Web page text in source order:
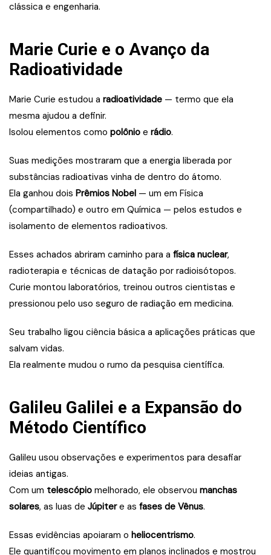
clássica e engenharia.
Marie Curie e o Avanço da
Radioatividade
Marie Curie estudou a radioatividade — termo que ela
mesma ajudou a definir.
Isolou elementos como polônio e rádio.
Suas medições mostraram que a energia liberada por
substâncias radioativas vinha de dentro do átomo.
Ela ganhou dois Prêmios Nobel — um em Física
(compartilhado) e outro em Química — pelos estudos e
isolamento de elementos radioativos.
Esses achados abriram caminho para a física nuclear,
radioterapia e técnicas de datação por radioisótopos.
Curie montou laboratórios, treinou outros cientistas e
pressionou pelo uso seguro de radiação em medicina.
Seu trabalho ligou ciência básica a aplicações práticas que
salvam vidas.
Ela realmente mudou o rumo da pesquisa científica.
Galileu Galilei e a Expansão do
Método Científico
Galileu usou observações e experimentos para desafiar
ideias antigas.
Com um telescópio melhorado, ele observou manchas
solares, as luas de Júpitere as fases de Vênus.
Essas evidências apoiaram o heliocentrismo.
Ele quantificou movimento em planos inclinados e mostrou